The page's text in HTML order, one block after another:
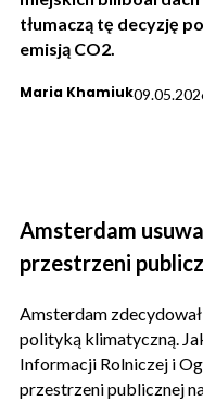
tłumaczą tę decyzję
emisją CO2.
Maria Khamiuk
Amsterdam
przestrzeni
Amsterdam
polityką klimatyczną.
Informacji Rolniczej i
przestrzeni publicznej